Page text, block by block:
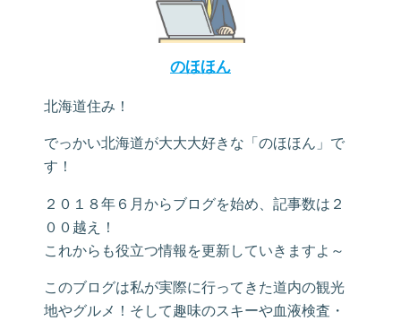
のほほん
北海道住み！
でっかい北海道が大大大好きな「のほほん」で
す！
２０１８年６月からブログを始め、記事数は２
００越え！
これからも役立つ情報を更新していきますよ～
このブログは私が実際に行ってきた道内の観光
地やグルメ！そして趣味のスキーや血液検査・